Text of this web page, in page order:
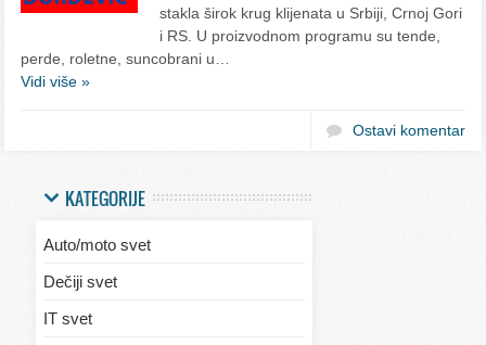
stakla širok krug klijenata u Srbiji, Crnoj Gori
i RS. U proizvodnom programu su tende,
perde, roletne, suncobrani u…
Vidi više »
Ostavi komentar
KATEGORIJE
Auto/moto svet
Dečiji svet
IT svet